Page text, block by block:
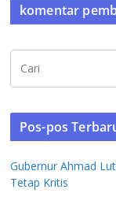
komentar
Pos-pos
Gubernur Ahmad
Tetap Kritis